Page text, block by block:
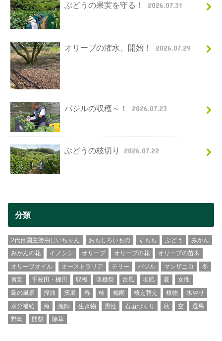
ぶどうの果実を守る！ 2026.07.31
オリーブの潅水、開始！ 2026.07.29
バジルの収穫～！ 2026.07.23
ぶどうの枝切り 2026.07.22
分類
2代目園主勝由じいちゃん おもしろいもの すもも ぶどう
みかん
みかんの花
イノシシ オリーブ オリーブの花
オリーブの苗木
オリーブオイル
オーストラリア テリー バジル マンザニロ
冬
剪定
千枚田・棚田 収穫 収穫祭 台風 堆肥 夏
女性
島の風景
搾油 摘果 春 柿 梅雨 植え替え 植物
水やり
水分補給
海 漁師 生き物 男性 石垣づくり 秋 空
選果
野鳥
開墾 除草